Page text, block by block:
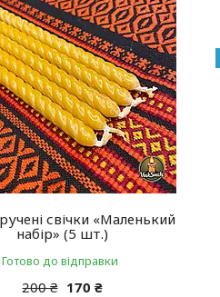
свічки «Маленький
набір» (5 шт.)
Готово до відправки
200 ₴ 170 ₴